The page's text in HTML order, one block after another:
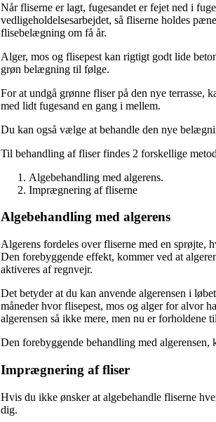
Når fliserne er lagt, fugesandet er fejet ned i
vedligeholdelsesarbejdet, så fliserne holdes
flisebelægning om få år.
Alger, mos og flisepest kan rigtigt godt lide
grøn belægning til følge.
For at undgå grønne fliser på den nye terrasse,
med lidt fugesand en gang i mellem.
Du kan også vælge at behandle den nye
Til behandling af fliser findes 2 forskellige
Algebehandling med algerens.
Imprægnering af fliserne
Algebehandling med algerens
Algerens fordeles over fliserne med en sprøjte,
Den forebyggende effekt, kommer ved at
aktiveres af regnvejr.
Det betyder at du kan anvende algerensen i
måneder hvor flisepest, mos og alger for alvor
algerensen så ikke mere, men nu er forholdene
Den forebyggende behandling med
Imprægnering af fliser
Hvis du ikke ønsker at algebehandle fliserne
dig.